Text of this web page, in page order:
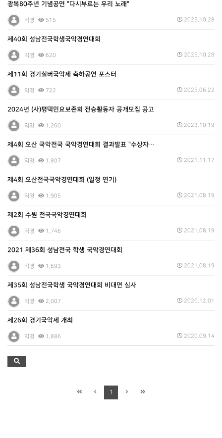
광복80주년 기념공연 "다시부르는 우리 노래"
익명 515 2025.10.28
제40회 성남전국학생국악경연대회
익명 620 2025.10.28
제11회 경기실버국악제 축하공연 포스터
익명 722 2025.06.22
2024년 (사)평택민요보존회 전승활동자 공개모집 공고
익명 1,260 2023.10.19
제4회 오산 국악전국 국악경연대회 결과발표 "수상자 …
익명 1,807 2021.11.17
제4회 오산전국국악경연대회 (일정 연기)
익명 1,905 2021.08.19
제2회 수원 전국국악경연대회
익명 1,746 2021.08.19
2021 제36회 성남전국 학생 국악경연대회
익명 1,693 2021.08.19
제35회 성남전국학생 국악경연대회 비대면 심사
익명 2,007 2020.12.01
제26회 경기국악제 개최
익명 1,886 2020.09.14
1